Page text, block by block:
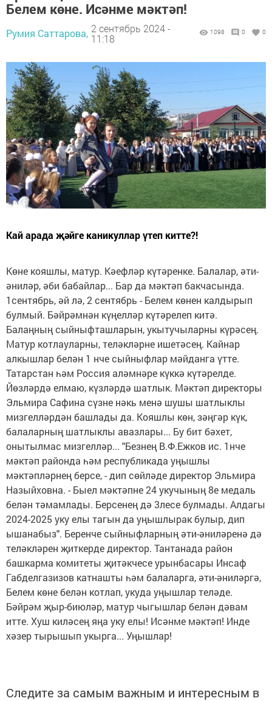
Белем көне. Исәнме мәктәп!
Румия Саттарова, 2 сентябрь 2024 -
11:18
1098 0 0
Кай арада җәйге каникуллар үтеп китте?!
Көне кояшлы, матур. Кәефләр күтәренке. Балалар, әти-
әниләр, әби бабайлар... Бар да мәктәп бакчасында.
1сентябрь, әй лә, 2 сентябрь - Белем көнен калдырып
булмый. Бәйрәмнән күңелләр күтәрелеп китә.
Балаңның сыйныфташларын, укытучыларны күрәсең.
Матур котлауларны, теләкләрне ишетәсең. Кайнар
алкышлар белән 1 нче сыйныфлар мәйданга үтте.
Татарстан һәм Россия аләмнәре күккә күтәрелде.
Йөзләрдә елмаю, күзләрдә шатлык. Мәктәп директоры
Эльмира Сафина сүзне нәкь менә шушы шатлыклы
мизгелләрдән башлады да. Кояшлы көн, зәңгәр күк,
балаларның шатлыклы авазлары... Бу бит бәхет,
онытылмас мизгелләр... "Безнең В.Ф.Ежков ис. 1нче
мәктәп районда һәм республикада уңышлы
мәктәпләрнең берсе, - дип сөйләде директор Эльмира
Назыйховна. - Быел мәктәпне 24 укучының 8е медаль
белән тәмамлады. Берсенең дә 3лесе булмады. Алдагы
2024-2025 уку елы тагын да уңышлырак булыр, дип
ышанабыз". Беренче сыйныфларның әти-әниләренә дә
теләкләрен җиткерде директор. Тантанада район
башкарма комитеты җитәкчесе урынбасары Инсаф
Габделгазизов катнашты һәм балаларга, әти-әниләргә,
Белем көне белән котлап, укуда уңышлар теләде.
Бәйрәм җыр-биюләр, матур чыгышлар белән дәвам
итте. Хуш киләсең яңа уку елы! Исәнме мәктәп! Инде
хәзер тырышып укырга... Уңышлар!
Следите за самым важным и интересным в